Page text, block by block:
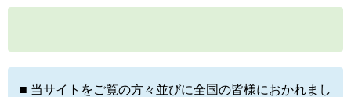
■ 当サイトをご覧の方々並びに全国の皆様におかれまし